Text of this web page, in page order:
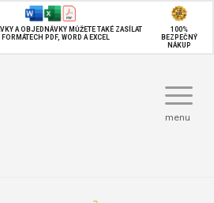
A OBJEDNÁVKY MŮŽETE TAKÉ ZASÍLAT
FORMÁTECH PDF, WORD A EXCEL
100%
BEZPEČNÝ
NÁKUP
menu